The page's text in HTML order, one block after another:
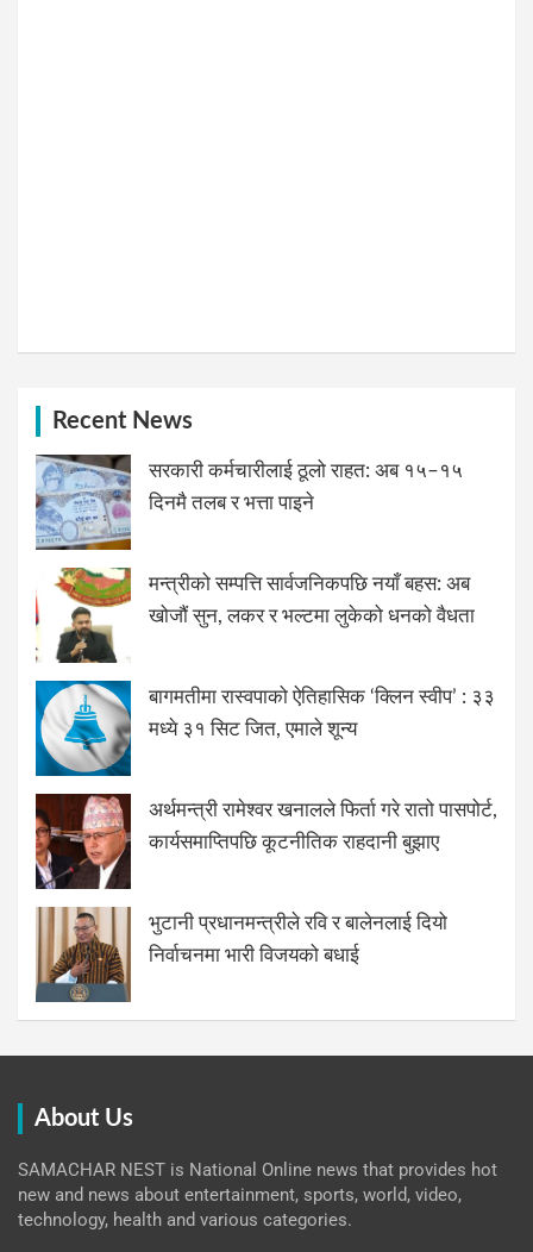
Recent News
सरकारी कर्मचारीलाई ठूलो राहत: अब १५–१५
दिनमै तलब र भत्ता पाइने
मन्त्रीको सम्पत्ति सार्वजनिकपछि नयाँ बहस: अब
खोजौं सुन, लकर र भल्टमा लुकेको धनको वैधता
बागमतीमा रास्वपाको ऐतिहासिक ‘क्लिन स्वीप’ : ३३
मध्ये ३१ सिट जित, एमाले शून्य
अर्थमन्त्री रामेश्वर खनालले फिर्ता गरे रातो पासपोर्ट,
कार्यसमाप्तिपछि कूटनीतिक राहदानी बुझाए
भुटानी प्रधानमन्त्रीले रवि र बालेनलाई दियो
निर्वाचनमा भारी विजयको बधाई
About Us
SAMACHAR NEST is National Online news that provides hot
new and news about entertainment, sports, world, video,
technology, health and various categories.